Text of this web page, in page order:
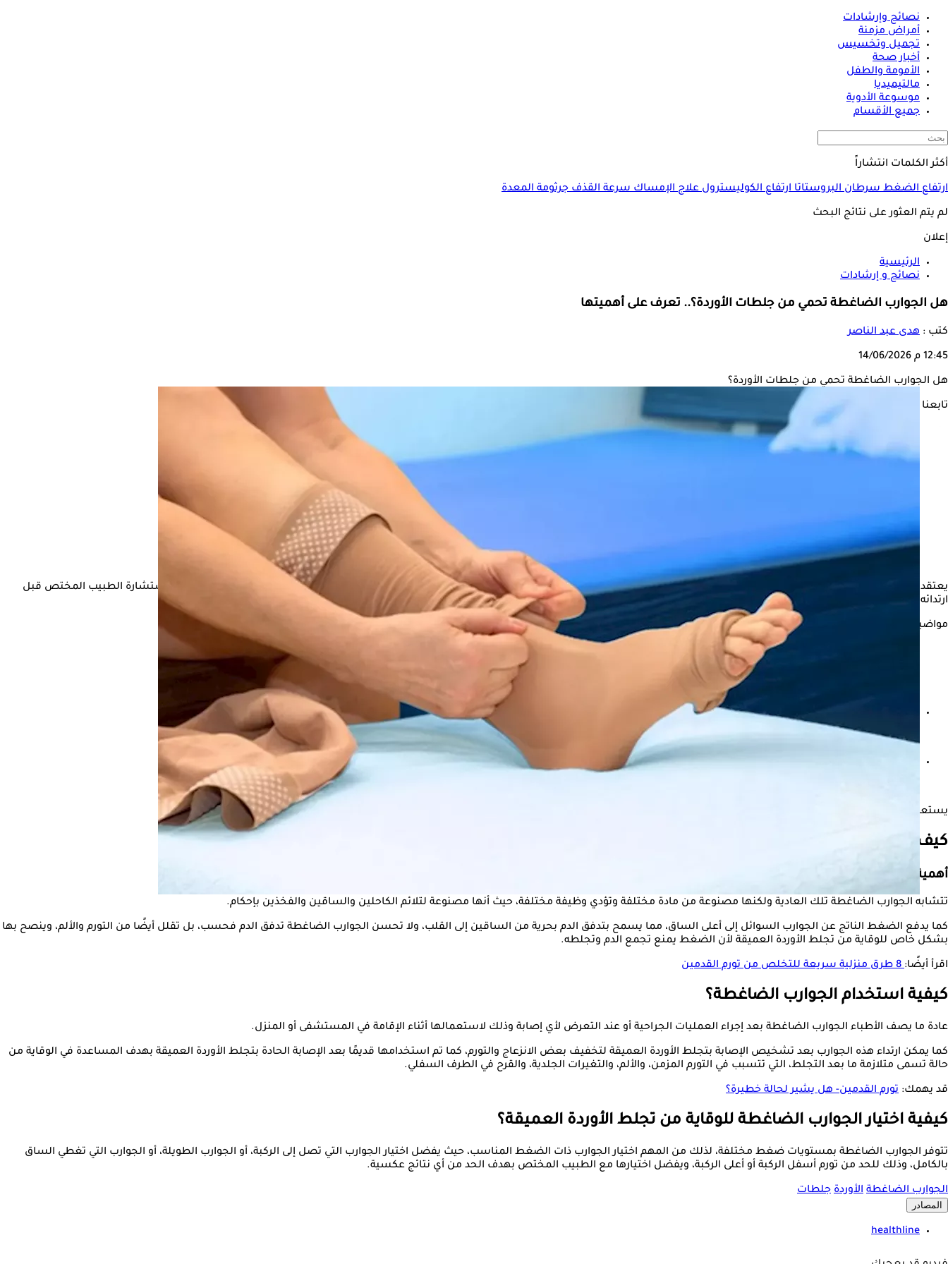
نصائح وإرشادات
أمراض مزمنة
تجميل وتخسيس
أخبار صحة
الأمومة والطفل
مالتيميديا
موسوعة الأدوية
جميع الأقسام
أكثر الكلمات انتشاراً
ارتفاع الضغطسرطان البروستاتاارتفاع الكوليسترولعلاج الإمساكسرعة القذفجرثومة المعدة
لم يتم العثور على نتائج البحث
إعلان
الرئيسية
نصائح و إرشادات
هل الجوارب الضاغطة تحمي من جلطات الأوردة؟.. تعرف على أهميتها
كتب : هدى عبد الناصر
12:45 م 14/06/2026
هل الجوارب الضاغطة تحمي من جلطات الأوردة؟
تابعنا على
يعتقد بعض الأشخاص أن لا تشكل أي أهمية على الرغم من قدرتها الهائلة في التخلص منجلطات الأوردة
أو السيطرة على الأعراض ولكن يفضل أن يتم استشارة الطبيب المختص قبل
ارتدائه فترات طويلة.
مواضيع ذات صلة
هل الزبادي يتسبب في الإصابة بالجلطات؟
يستعرض "الكونسلتو" في التقرير التالي تأثير الجوارب الضاغطة على جلطات الأوردة وفقًا لما ذكره موقع "healthline".
كيف تعمل الجوارب الضاغطة؟
أهمية الجوارب الضاغطة
تتشابه الجوارب الضاغطة تلك العادية ولكنها مصنوعة من مادة مختلفة وتؤدي وظيفة مختلفة، حيث أنها مصنوعة لتلائم الكاحلين والساقين والفخذين بإحكام.
كما يدفع الضغط الناتج عن الجوارب السوائل إلى أعلى الساق، مما يسمح بتدفق الدم بحرية من الساقين إلى القلب، ولا تحسن الجوارب الضاغطة تدفق الدم فحسب، بل تقلل أيضًا من التورم والألم، وينصح بها
بشكل خاص للوقاية من تجلط الأوردة العميقة لأن الضغط يمنع تجمع الدم وتجلطه.
اقرأ أيضًا:8 طرق منزلية سريعة للتخلص من تورم القدمين
كيفية استخدام الجوارب الضاغطة؟
عادة ما يصف الأطباء الجوارب الضاغطة بعد إجراء العمليات الجراحية أو عند التعرض لأي إصابة وذلك لاستعمالها أثناء الإقامة في المستشفى أو المنزل.
كما يمكن ارتداء هذه الجوارب بعد تشخيص الإصابة بتجلط الأوردة العميقة لتخفيف بعض الانزعاج والتورم، كما تم استخدامها قديمًا بعد الإصابة الحادة بتجلط الأوردة العميقة بهدف المساعدة في الوقاية من
حالة تسمى متلازمة ما بعد التجلط، التي تتسبب في التورم المزمن، والألم، والتغيرات الجلدية، والقرح في الطرف السفلي.
قد يهمك: تورم القدمين- هل يشير لحالة خطيرة؟
كيفية اختيار الجوارب الضاغطة للوقاية من تجلط الأوردة العميقة؟
تتوفر الجوارب الضاغطة بمستويات ضغط مختلفة، لذلك من المهم اختيار الجوارب ذات الضغط المناسب، حيث يفضل اختيار الجوارب التي تصل إلى الركبة، أو الجوارب الطويلة، أو الجوارب التي تغطي الساق
بالكامل، وذلك للحد من تورم أسفل الركبة أو أعلى الركبة، ويفضل اختيارها مع الطبيب المختص بهدف الحد من أي نتائج عكسية.
الجوارب الضاغطة الأوردة جلطات
المصادر
healthline